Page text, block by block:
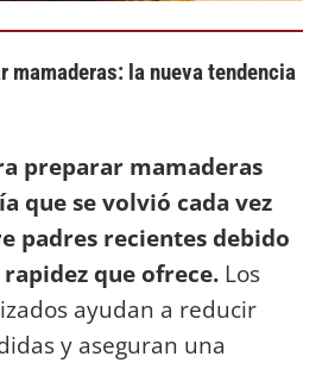
mamaderas: la nueva tendencia
preparar mamaderas
que se volvió cada vez
padres recientes debido
que ofrece. Los
ayudan a reducir
y aseguran una